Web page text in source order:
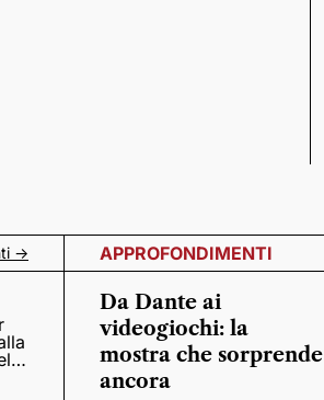
-> APPROFONDIMENTI
Da Dante ai
videogiochi: la
mostra che sorprende
ancora